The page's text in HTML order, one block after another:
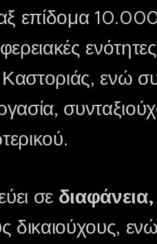
επίδομα
ενώ
σε
δικαιούχους,